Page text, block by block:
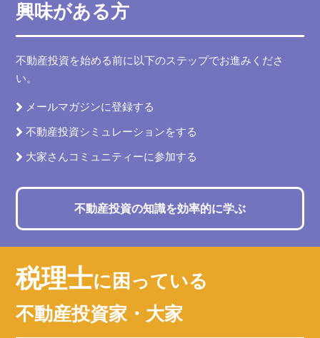
興味がある方
不動産投資を始める前に以下のステップでお進みくださ
い。
メールマガジンに登録する
不動産投資シミュレーションをする
大家さんコミュニティーに参加する
不動産投資の知識を効率的に学ぶ
税理士に困っている
不動産投資家・大家